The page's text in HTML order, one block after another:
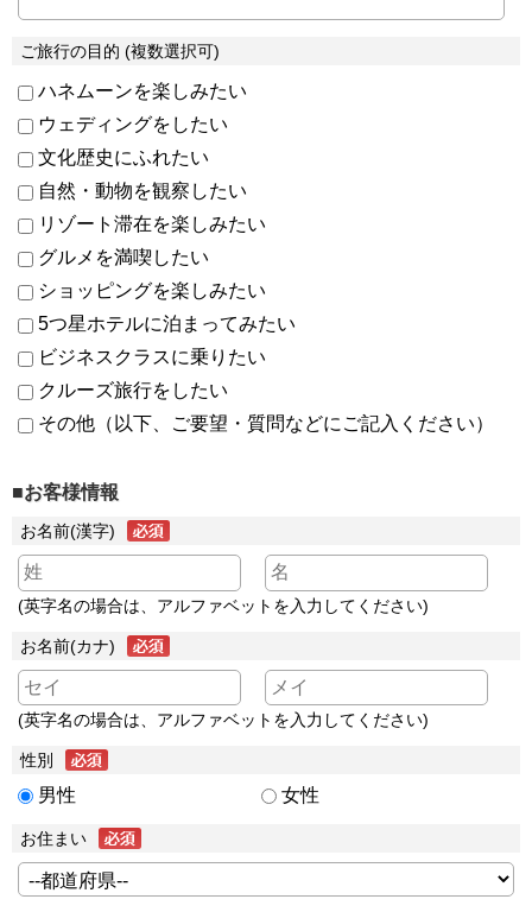
ご旅行の目的 (複数選択可)
ハネムーンを楽しみたい
ウェディングをしたい
文化歴史にふれたい
自然・動物を観察したい
リゾート滞在を楽しみたい
グルメを満喫したい
ショッピングを楽しみたい
5つ星ホテルに泊まってみたい
ビジネスクラスに乗りたい
クルーズ旅行をしたい
その他（以下、ご要望・質問などにご記入ください）
■お客様情報
お名前(漢字)
(英字名の場合は、アルファベットを入力してください)
お名前(カナ)
(英字名の場合は、アルファベットを入力してください)
性別
男性 女性
お住まい